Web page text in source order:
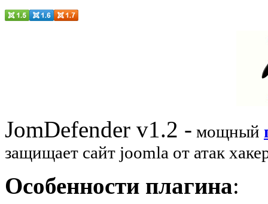
JomDefender v1.2 - мощный
защищает сайт joomla от атак
Особенности плагина: